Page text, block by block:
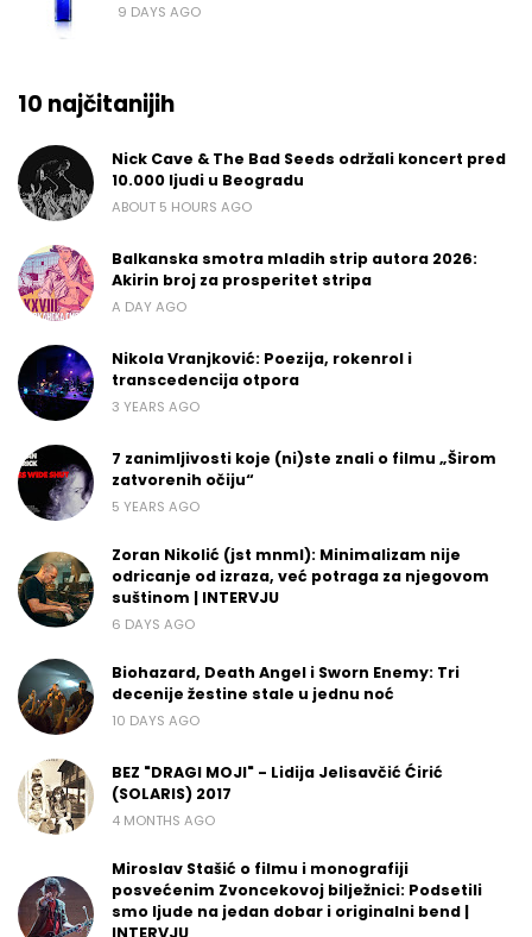
9 DAYS AGO
10 najčitanijih
Nick Cave & The Bad Seeds održali koncert pred
10.000 ljudi u Beogradu
ABOUT 5 HOURS AGO
Balkanska smotra mladih strip autora 2026:
Akirin broj za prosperitet stripa
A DAY AGO
Nikola Vranjković: Poezija, rokenrol i
transcedencija otpora
3 YEARS AGO
7 zanimljivosti koje (ni)ste znali o filmu „Širom
zatvorenih očiju“
5 YEARS AGO
Zoran Nikolić (jst mnml): Minimalizam nije
odricanje od izraza, već potraga za njegovom
suštinom | INTERVJU
6 DAYS AGO
Biohazard, Death Angel i Sworn Enemy: Tri
decenije žestine stale u jednu noć
10 DAYS AGO
BEZ "DRAGI MOJI" - Lidija Jelisavčić Ćirić
(SOLARIS) 2017
4 MONTHS AGO
Miroslav Stašić o filmu i monografiji
posvećenim Zvoncekovoj bilježnici: Podsetili
smo ljude na jedan dobar i originalni bend |
INTERVJU